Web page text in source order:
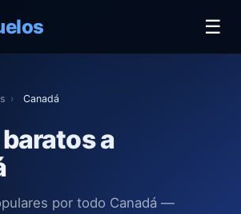
☰
› Canadá
a
por todo Canadá —